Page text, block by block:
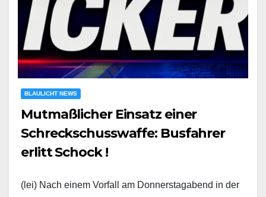
BLAULICHT NEWS
Mutmaßlicher Einsatz einer
Schreckschusswaffe: Busfahrer
erlitt Schock !
(lei) Nach einem Vorfall am Donnerstagabend in der